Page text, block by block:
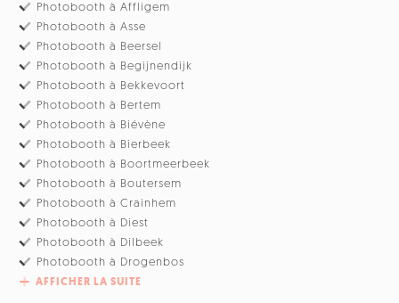
Photobooth à Affligem
Photobooth à Asse
Photobooth à Beersel
Photobooth à Begijnendijk
Photobooth à Bekkevoort
Photobooth à Bertem
Photobooth à Biévène
Photobooth à Bierbeek
Photobooth à Boortmeerbeek
Photobooth à Boutersem
Photobooth à Crainhem
Photobooth à Diest
Photobooth à Dilbeek
Photobooth à Drogenbos
AFFICHER LA SUITE